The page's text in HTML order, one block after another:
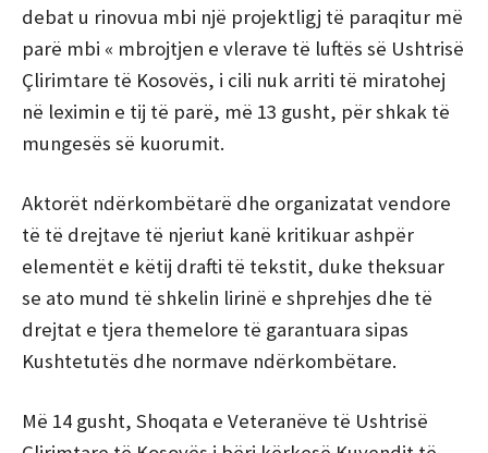
debat u rinovua mbi një projektligj të paraqitur më
parë mbi « mbrojtjen e vlerave të luftës së Ushtrisë
Çlirimtare të Kosovës, i cili nuk arriti të miratohej
në leximin e tij të parë, më 13 gusht, për shkak të
mungesës së kuorumit.
Aktorët ndërkombëtarë dhe organizatat vendore
të të drejtave të njeriut kanë kritikuar ashpër
elementët e këtij drafti të tekstit, duke theksuar
se ato mund të shkelin lirinë e shprehjes dhe të
drejtat e tjera themelore të garantuara sipas
Kushtetutës dhe normave ndërkombëtare.
Më 14 gusht, Shoqata e Veteranëve të Ushtrisë